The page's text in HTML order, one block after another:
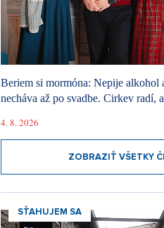
Beriem si mormóna: Nepije alkohol
necháva až po svadbe. Cirkev radí,
4. 8. 2026
ZOBRAZIŤ VŠETKY
SŤAHUJEM SA